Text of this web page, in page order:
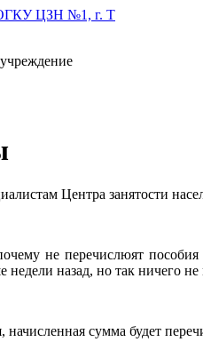
Центра занятости
не перечислюят
назад, но так ничего не
сумма будет